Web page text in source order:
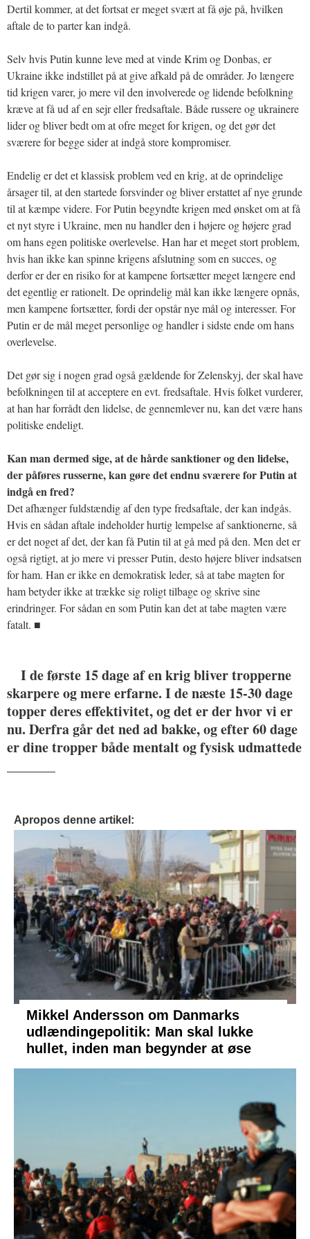
Dertil kommer, at det fortsat er meget svært at få øje på, hvilken
aftale de to parter kan indgå.
Selv hvis Putin kunne leve med at vinde Krim og Donbas, er
Ukraine ikke indstillet på at give afkald på de områder. Jo længere
tid krigen varer, jo mere vil den involverede og lidende befolkning
kræve at få ud af en sejr eller fredsaftale. Både russere og ukrainere
lider og bliver bedt om at ofre meget for krigen, og det gør det
sværere for begge sider at indgå store kompromiser.
Endelig er det et klassisk problem ved en krig, at de oprindelige
årsager til, at den startede forsvinder og bliver erstattet af nye grunde
til at kæmpe videre. For Putin begyndte krigen med ønsket om at få
et nyt styre i Ukraine, men nu handler den i højere og højere grad
om hans egen politiske overlevelse. Han har et meget stort problem,
hvis han ikke kan spinne krigens afslutning som en succes, og
derfor er der en risiko for at kampene fortsætter meget længere end
det egentlig er rationelt. De oprindelig mål kan ikke længere opnås,
men kampene fortsætter, fordi der opstår nye mål og interesser. For
Putin er de mål meget personlige og handler i sidste ende om hans
overlevelse.
Det gør sig i nogen grad også gældende for Zelenskyj, der skal have
befolkningen til at acceptere en evt. fredsaftale. Hvis folket vurderer,
at han har forrådt den lidelse, de gennemlever nu, kan det være hans
politiske endeligt.
Kan man dermed sige, at de hårde sanktioner og den lidelse,
der påføres russerne, kan gøre det endnu sværere for Putin at
indgå en fred?
Det afhænger fuldstændig af den type fredsaftale, der kan indgås.
Hvis en sådan aftale indeholder hurtig lempelse af sanktionerne, så
er det noget af det, der kan få Putin til at gå med på den. Men det er
også rigtigt, at jo mere vi presser Putin, desto højere bliver indsatsen
for ham. Han er ikke en demokratisk leder, så at tabe magten for
ham betyder ikke at trække sig roligt tilbage og skrive sine
erindringer. For sådan en som Putin kan det at tabe magten være
fatalt. ■
I de første 15 dage af en krig bliver tropperne
skarpere og mere erfarne. I de næste 15-30 dage
topper deres effektivitet, og det er der hvor vi er
nu. Derfra går det ned ad bakke, og efter 60 dage
er dine tropper både mentalt og fysisk udmattede
Apropos denne artikel:
Mikkel Andersson om Danmarks
udlændingepolitik: Man skal lukke
hullet, inden man begynder at øse